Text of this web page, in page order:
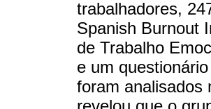
trabalhadores,
Spanish Burnout
de Trabalho
e um
foram analisados